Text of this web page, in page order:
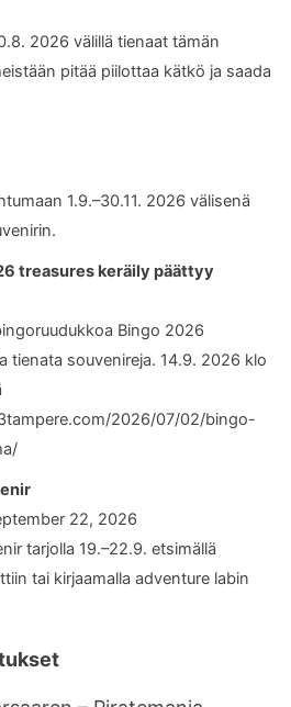
2026 välillä tienaat tämän
pitää piilottaa kätkö ja saada
1.9.–30.11. 2026 välisenä
treasures keräily päättyy
Bingo 2026
tienata souvenireja. 14.9. 2026 klo
2026/07/02/bingo-
22, 2026
tarjolla 19.–22.9. etsimällä
tai kirjaamalla adventure labin